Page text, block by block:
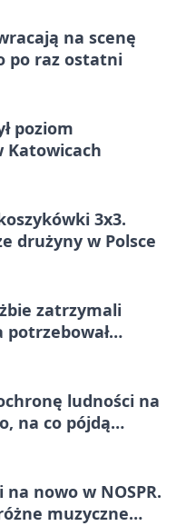
na scenę
po raz ostatni
poziom
Katowicach
3x3.
drużyny w Polsce
zatrzymali
potrzebował
ludności na
na co pójdą
nowo w NOSPR.
muzyczne